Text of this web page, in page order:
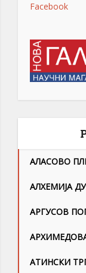
Facebook
АЛАСОВО
АЛХЕМИЈА
АРГУСОВ
АТИНСКИ